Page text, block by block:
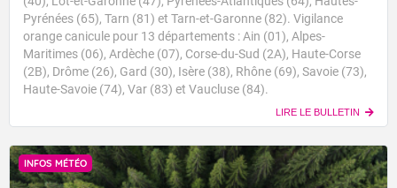
Pyrénées (65), Tarn (81) et Tarn-et-Garonne (82). Vigilance
orange canicule pour 13 départements : Ain (01), Alpes-
Maritimes (06), Ardèche (07), Corse-du-Sud (2A), Haute-Corse
(2B), Drôme (26), Gard (30), Isère (38), Rhône (69), Savoie (73),
Haute-Savoie (74), Var (83) et Vaucluse (84).
LIRE LE BULLETIN
INFOS MÉTÉO